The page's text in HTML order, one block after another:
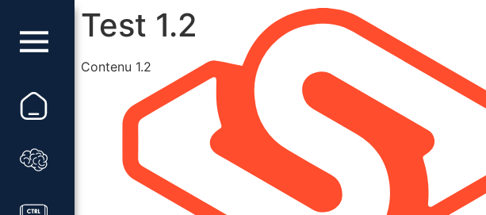
Test 1.2
Contenu 1.2